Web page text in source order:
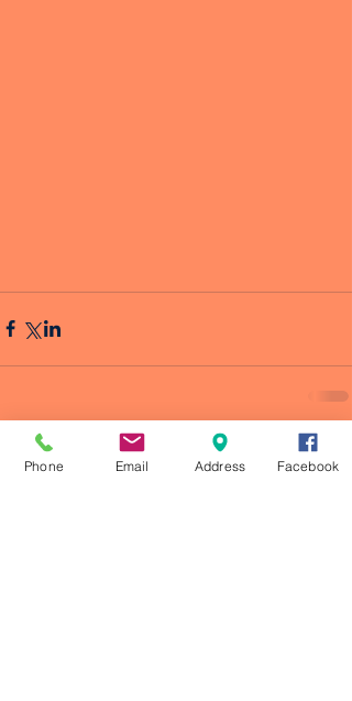
Comentarios
Phone Email Address Facebook